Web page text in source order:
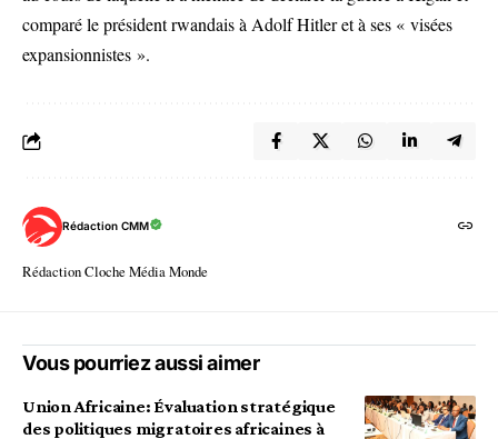
comparé le président rwandais à Adolf Hitler et à ses « visées
expansionnistes ».
Rédaction CMM
Rédaction Cloche Média Monde
Vous pourriez aussi aimer
Union Africaine: Évaluation stratégique
des politiques migratoires africaines à